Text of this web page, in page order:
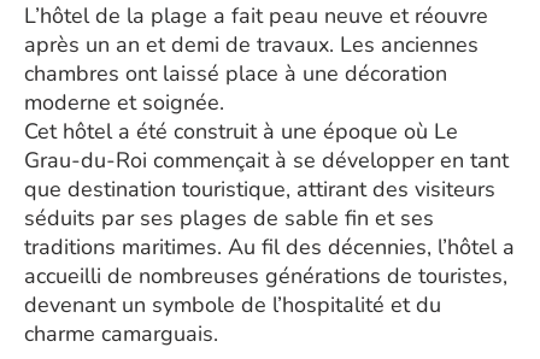
L’hôtel de la plage a fait peau neuve et réouvre
après un an et demi de travaux. Les anciennes
chambres ont laissé place à une décoration
moderne et soignée.
Cet hôtel a été construit à une époque où Le
Grau-du-Roi commençait à se développer en tant
que destination touristique, attirant des visiteurs
séduits par ses plages de sable fin et ses
traditions maritimes. Au fil des décennies, l’hôtel a
accueilli de nombreuses générations de touristes,
devenant un symbole de l’hospitalité et du
charme camarguais.